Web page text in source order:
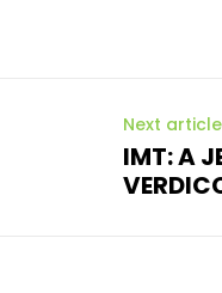
Next article
IMT: A